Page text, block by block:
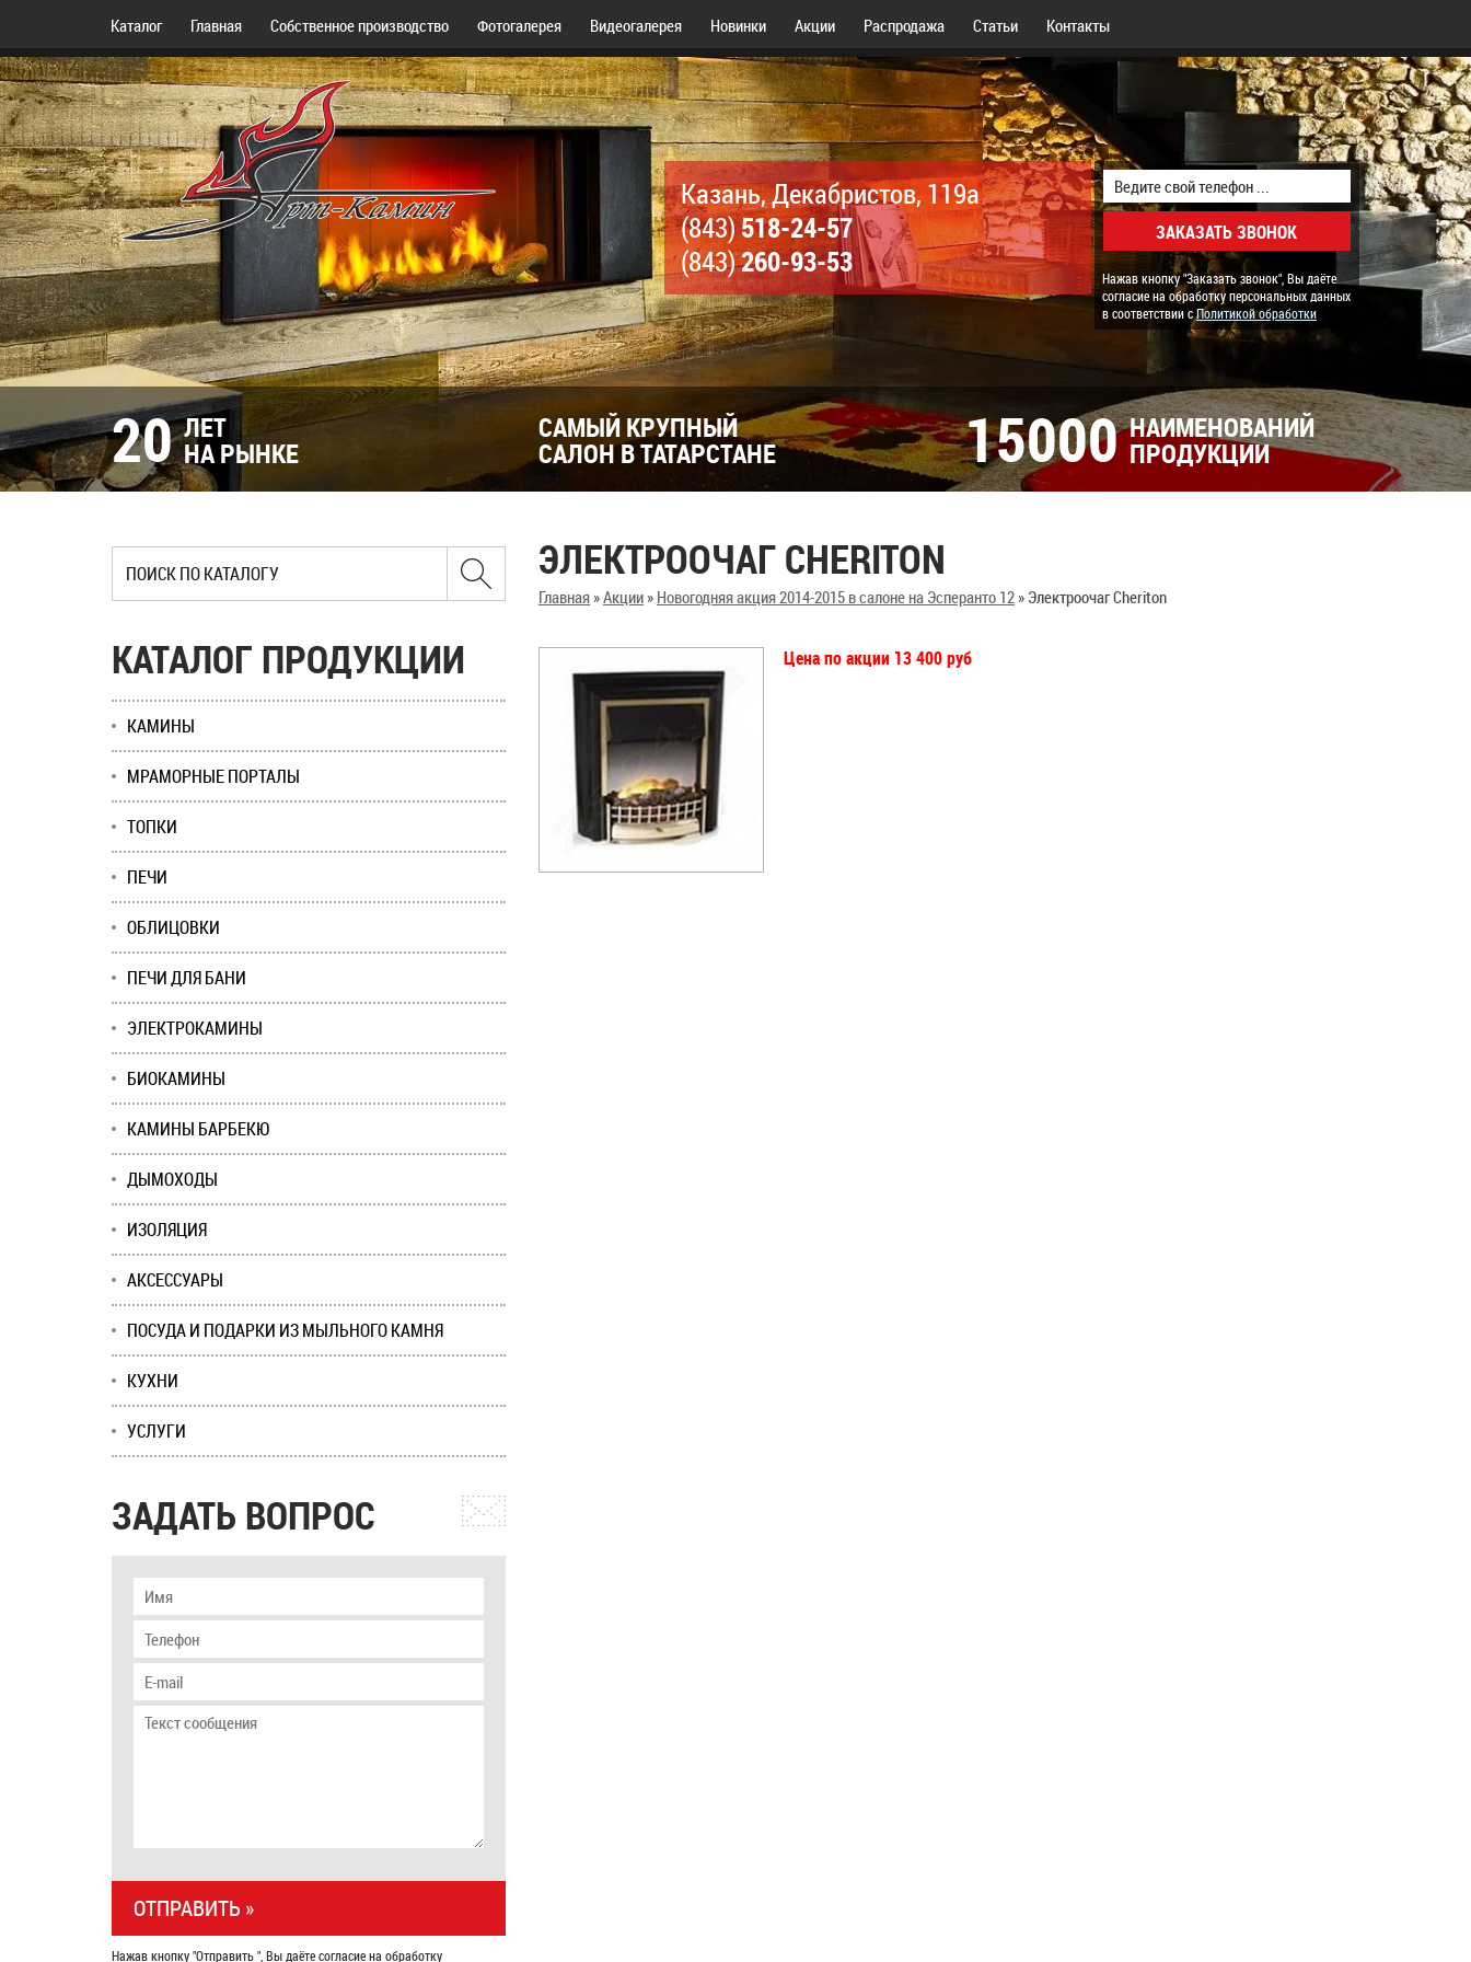
Каталог Главная Собственное производство Фотогалерея Видеогалерея Новинки Акции Распродажа Статьи Контакты
Казань, Декабристов, 119а
(843)518-24-57
(843)260-93-53
Нажав кнопку "Заказать звонок", Вы даёте
согласие на обработку персональных данных
в соответствии сПолитикой обработки
20 ЛЕТ
НА РЫНКЕ
САМЫЙ КРУПНЫЙ
САЛОН В ТАТАРСТАНЕ 15000 НАИМЕНОВАНИЙ
ПРОДУКЦИИ
ЭЛЕКТРООЧАГ CHERITON
Главная»Акции» Новогодняя акция 2014-2015 в салоне на Эсперанто 12» Электроочаг Cheriton
Цена по акции 13 400 руб
КАТАЛОГ ПРОДУКЦИИ
КАМИНЫ
МРАМОРНЫЕ ПОРТАЛЫ
ТОПКИ
ПЕЧИ
ОБЛИЦОВКИ
ПЕЧИ ДЛЯ БАНИ
ЭЛЕКТРОКАМИНЫ
БИОКАМИНЫ
КАМИНЫ БАРБЕКЮ
ДЫМОХОДЫ
ИЗОЛЯЦИЯ
АКСЕССУАРЫ
ПОСУДА И ПОДАРКИ ИЗ МЫЛЬНОГО КАМНЯ
КУХНИ
УСЛУГИ
ЗАДАТЬ ВОПРОС
Нажав кнопку "Отправить ", Вы даёте согласие на обработку